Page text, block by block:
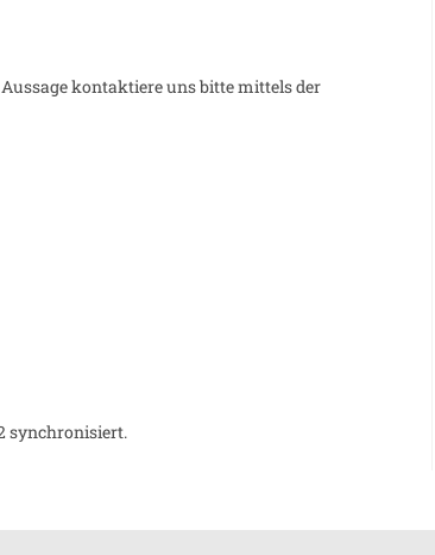
kontaktiere uns bitte mittels der
synchronisiert.